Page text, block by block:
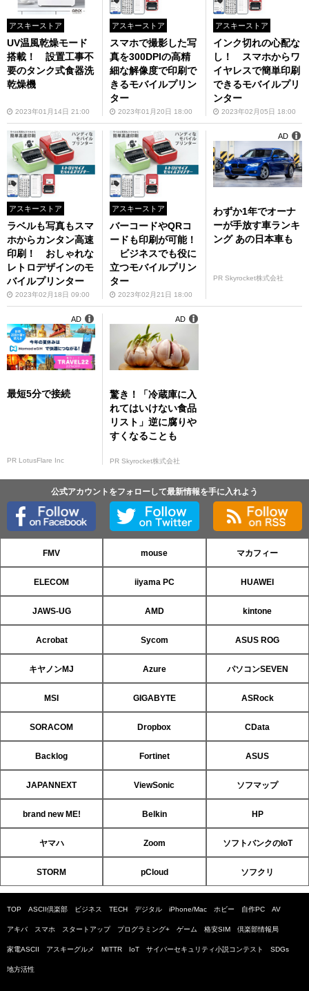
アスキーストア
UV温風乾燥モード
搭載！ 設置工事不
要のタンク式食器洗
乾燥機
2023年01月14日 21:00
アスキーストア
スマホで撮影した写
真を300DPIの高精
細な解像度で印刷で
きるモバイルプリン
ター
2023年01月20日 18:00
アスキーストア
インク切れの心配な
し！ スマホからワ
イヤレスで簡単印刷
できるモバイルプリ
ンター
2023年02月05日 18:00
アスキーストア
ラベルも写真もスマ
ホからカンタン高速
印刷！ おしゃれな
レトロデザインのモ
バイルプリンター
2023年02月18日 09:00
アスキーストア
バーコードやQRコ
ードも印刷が可能！
ビジネスでも役に
立つモバイルプリン
ター
2023年02月21日 18:00
わずか1年でオーナ
ーが手放す車ランキ
ング あの日本車も
PR Skyrocket株式会社
AD
最短5分で接続
PR LotusFlare Inc
AD
驚き！「冷蔵庫に入
れてはいけない食品
リスト」逆に腐りや
すくなることも
PR Skyrocket株式会社
AD
公式アカウントをフォローして最新情報を手に入れよう
FMV mouse マカフィー
ELECOM iiyama PC HUAWEI
JAWS-UG AMD kintone
Acrobat Sycom ASUS ROG
キヤノンMJ Azure パソコンSEVEN
MSI GIGABYTE ASRock
SORACOM Dropbox CData
Backlog Fortinet ASUS
JAPANNEXT ViewSonic ソフマップ
brand new ME! Belkin HP
ヤマハ Zoom ソフトバンクのIoT
STORM pCloud ソフクリ
TOP ASCII倶楽部 ビジネス TECH デジタル iPhone/Mac ホビー 自作PC AV
アキバ スマホ スタートアップ プログラミング+ ゲーム 格安SIM 倶楽部情報局
家電ASCII アスキーグルメ MITTR IoT サイバーセキュリティ小説コンテスト SDGs
地方活性